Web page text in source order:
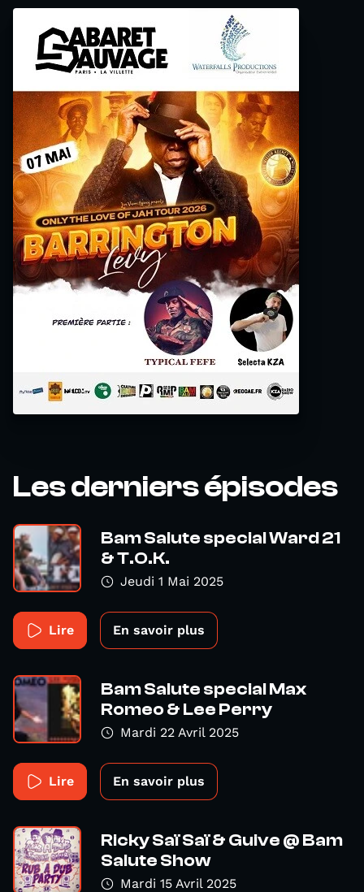
Les derniers épisodes
Bam Salute special Ward 21
& T.O.K.
Jeudi 1 Mai 2025
Lire En savoir plus
Bam Salute special Max
Romeo & Lee Perry
Mardi 22 Avril 2025
Lire En savoir plus
Ricky Saï Saï & Guive @ Bam
Salute Show
Mardi 15 Avril 2025